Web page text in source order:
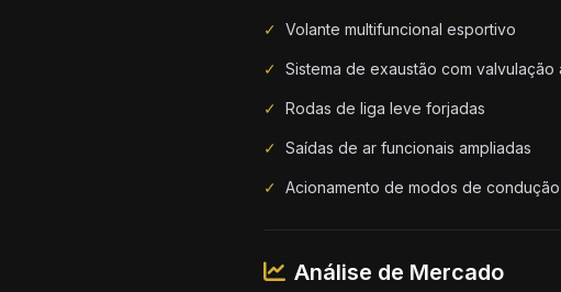
✓ Volante multifuncional esportivo
✓ Sistema de exaustão com valvulação
✓ Rodas de liga leve forjadas
✓ Saídas de ar funcionais ampliadas
✓ Acionamento de modos de condução
Análise de Mercado